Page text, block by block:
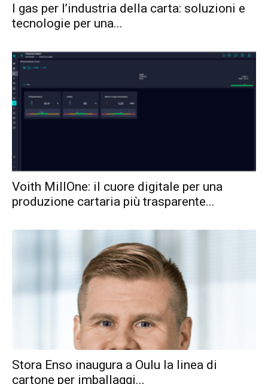
I gas per l’industria della carta: soluzioni e
tecnologie per una...
Voith MillOne: il cuore digitale per una
produzione cartaria più trasparente...
Stora Enso inaugura a Oulu la linea di
cartone per imballaggi...